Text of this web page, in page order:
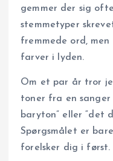
gemmer der sig
stemmetyper
fremmede ord,
farver i lyden.
Om et par år tror
toner fra en
baryton” eller “det
Spørgsmålet er
forelsker dig i først.